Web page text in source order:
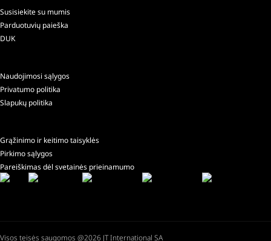
Susisiekite su mumis
Parduotuvių paieška
DUK
Naudojimosi sąlygos
Privatumo politika
Slapukų politika
Grąžinimo ir keitimo taisyklės
Pirkimo sąlygos
Pareiškimas dėl svetainės prieinamumo
Visos teisės saugomos @2026 JT International SA